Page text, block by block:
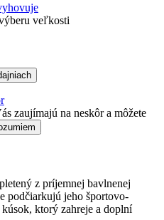
veľkosti
zaujímajú na neskôr a môžete
z príjemnej bavlnenej
podčiarkujú jeho športovo-
ktorý zahreje a doplní